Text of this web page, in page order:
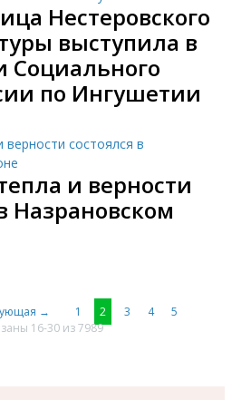
Нестеровского
выступила в
Социального
по Ингушетии
и верности
Назрановском
→ 1 2 3 4
5
16-30 из 7989